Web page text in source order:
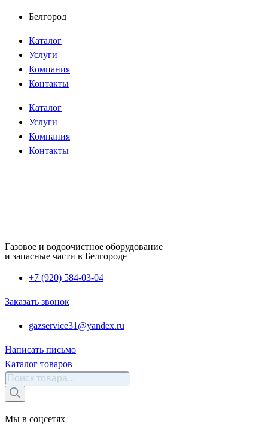
Перейти
содержимому
Белгород
Каталог
Услуги
Компания
Контакты
Каталог
Услуги
Компания
Контакты
Газовое и водоочистное оборудование
и запасные части в Белгороде
+7 (920) 584-03-04
Заказать звонок
gazservice31@yandex.ru
Написать письмо
Каталог товаров
Поиск
товаров
Мы в соцсетях